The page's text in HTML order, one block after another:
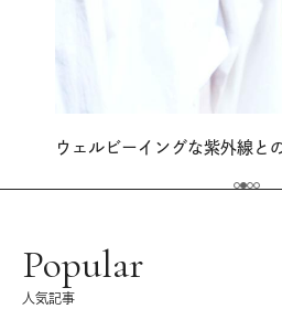
ウェルビーイングな紫外線と
Popular
人気記事